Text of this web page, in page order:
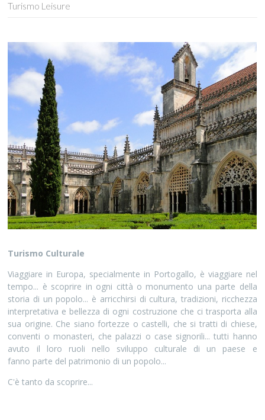
Turismo Leisure
Turismo Culturale
Viaggiare in Europa, specialmente in Portogallo, è viaggiare nel
tempo... è scoprire in ogni città o monumento una parte della
storia di un popolo... è arricchirsi di cultura, tradizioni, ricchezza
interpretativa e bellezza di ogni costruzione che ci trasporta alla
sua origine. Che siano fortezze o castelli, che si tratti di chiese,
conventi o monasteri, che palazzi o case signorili... tutti hanno
avuto il loro ruoli nello sviluppo culturale di un paese e
fanno parte del patrimonio di un popolo...
C'è tanto da scoprire...